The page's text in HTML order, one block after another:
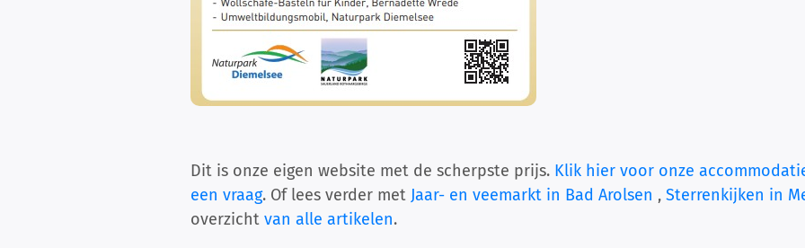
Dit is onze eigen website met de scherpste prijs. Klik hier voor onze
een vraag. Of lees verder met Jaar- en veemarkt in Bad Arolsen , Sterrenkijken in
overzicht van alle artikelen.